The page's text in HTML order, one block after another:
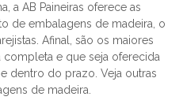
a AB Paineiras oferece as
de embalagens de madeira, o
Afinal, são os maiores
completa e que seja oferecida
dentro do prazo. Veja outras
de madeira.